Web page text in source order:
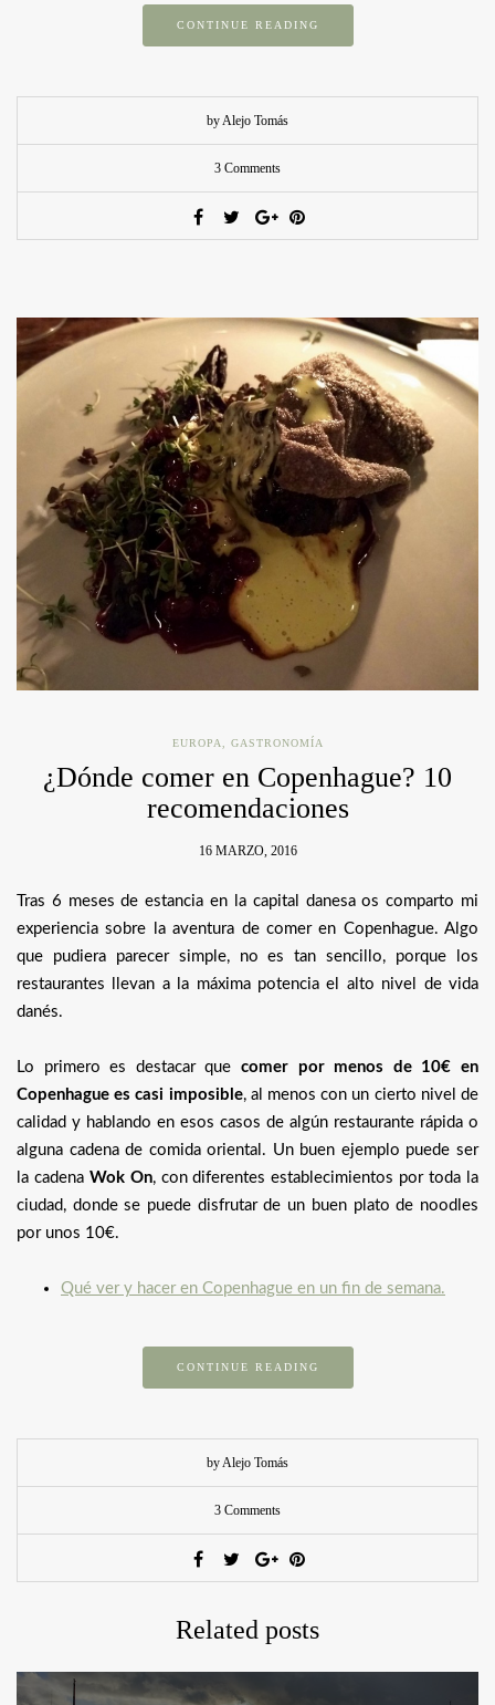
CONTINUE READING
by Alejo Tomás
3 Comments
EUROPA GASTRONOMÍA
¿Dónde comer en Copenhague? 10
recomendaciones
16 MARZO, 2016
Tras 6 meses de estancia en la capital danesa os comparto mi
experiencia sobre la aventura de comer en Copenhague. Algo
que pudiera parecer simple, no es tan sencillo, porque los
restaurantes llevan a la máxima potencia el alto nivel de vida
danés.
Lo primero es destacar que comer por menos de 10€ en
Copenhague es casi imposible, al menos con un cierto nivel de
calidad y hablando en esos casos de algún restaurante rápida o
alguna cadena de comida oriental. Un buen ejemplo puede ser
la cadena Wok On, con diferentes establecimientos por toda la
ciudad, donde se puede disfrutar de un buen plato de noodles
por unos 10€.
Qué ver y hacer en Copenhague en un fin de semana.
CONTINUE READING
by Alejo Tomás
3 Comments
Related posts